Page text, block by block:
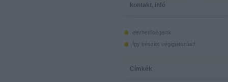
kontakt, infó
elérhetőségeink
Így készíts végigjátszást!
Címkék